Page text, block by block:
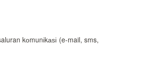
kоmunіkаѕі (e-mail, sms,